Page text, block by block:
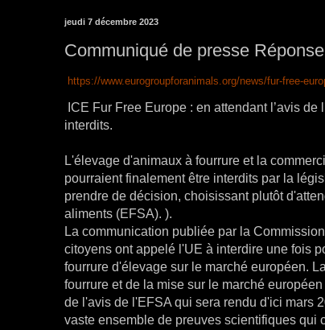
jeudi 7 décembre 2023
Communiqué de presse
https://www.eurogroupforanimals.org/news/fur-free-
ICE Fur Free Europe : en attendant l’avis
interdits.
L'élevage d'animaux à fourrure et la
pourraient finalement être interdits par la
prendre de décision, choisissant plutôt
aliments (EFSA). ).
La communication publiée par la
citoyens ont appelé l'UE à interdire une fois
fourrure d'élevage sur le marché européen.
fourrure et de la mise sur le marché
de l'avis de l'EFSA qui sera rendu d'ici mars
vaste ensemble de preuves scientifiques qui